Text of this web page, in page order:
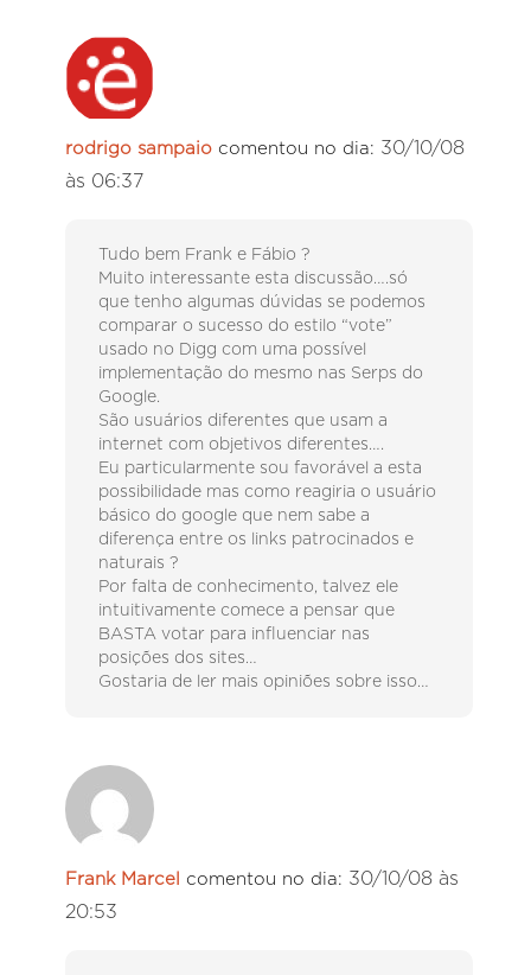
rodrigo sampaio comentou no dia: 30/10/08
às 06:37
Tudo bem Frank e Fábio ?
Muito interessante esta discussão….só
que tenho algumas dúvidas se podemos
comparar o sucesso do estilo “vote”
usado no Digg com uma possível
implementação do mesmo nas Serps do
Google.
São usuários diferentes que usam a
internet com objetivos diferentes….
Eu particularmente sou favorável a esta
possibilidade mas como reagiria o usuário
básico do google que nem sabe a
diferença entre os links patrocinados e
naturais ?
Por falta de conhecimento, talvez ele
intuitivamente comece a pensar que
BASTA votar para influenciar nas
posições dos sites…
Gostaria de ler mais opiniões sobre isso…
Frank Marcel comentou no dia: 30/10/08 às
20:53